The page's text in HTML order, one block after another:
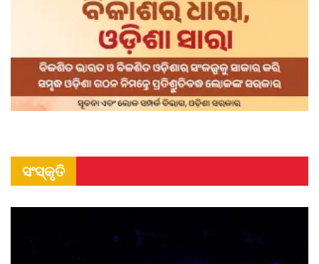
ସଂସ୍କୃତି